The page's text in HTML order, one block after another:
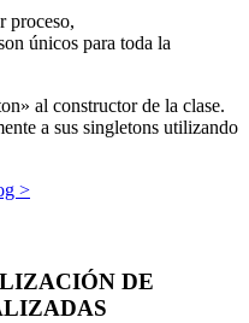
proceso,
únicos para toda la
al constructor de la clase.
a sus singletons utilizando
>
DE